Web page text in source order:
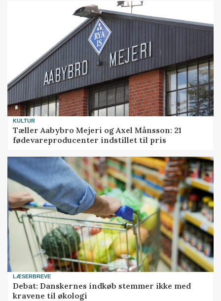
KULTUR
Tæller Aabybro Mejeri og Axel Månsson: 21
fødevareproducenter indstillet til pris
LÆSERBREVE
Debat: Danskernes indkøb stemmer ikke med
kravene til økologi